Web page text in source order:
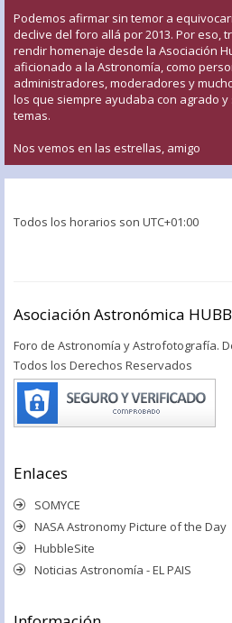
Podemos afirmar sin temor a
declive del foro allá por 2013. Por eso,
rendir homenaje desde la Asociación
aficionado a la Astronomía, como
administradores, moderadores y
los que siempre ayudaba con agrado
temas.
Nos vemos en las estrellas, amigo
Todos los horarios son UTC+01:00
Asociación Astronómica
Foro de Astronomía y Astrofotografía.
Todos los Derechos Reservados
Enlaces
SOMYCE
NASA Astronomy Picture of the Day
HubbleSite
Noticias Astronomía - EL PAIS